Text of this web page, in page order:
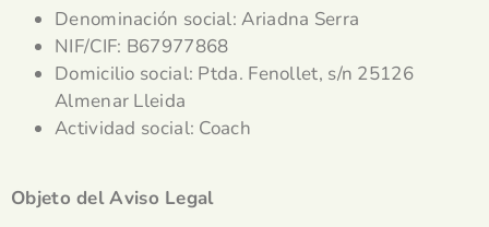
Denominación social: Ariadna Serra
NIF/CIF: B67977868
Domicilio social: Ptda. Fenollet, s/n 25126
Almenar Lleida
Actividad social: Coach
Objeto del Aviso Legal